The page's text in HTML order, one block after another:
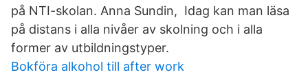
på NTI-skolan. Anna Sundin, Idag kan man läsa
på distans i alla nivåer av skolning och i alla
former av utbildningstyper.
Bokföra alkohol till after work